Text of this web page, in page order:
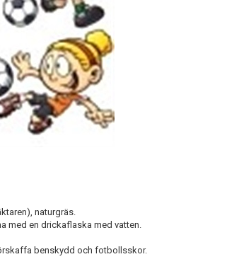
naturgräs.
med en drickaflaska med vatten.
benskydd och fotbollsskor.